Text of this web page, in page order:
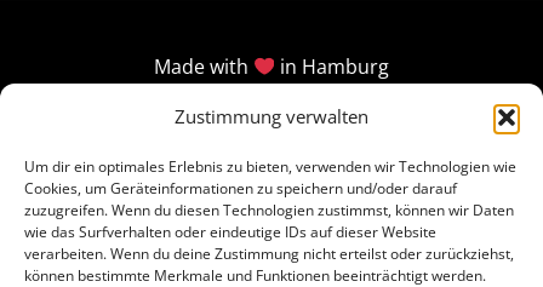
Zustimmung verwalten
Um dir ein optimales Erlebnis zu bieten, verwenden wir Technologien wie
Cookies, um Geräteinformationen zu speichern und/oder darauf
zuzugreifen. Wenn du diesen Technologien zustimmst, können wir Daten
wie das Surfverhalten oder eindeutige IDs auf dieser Website
verarbeiten. Wenn du deine Zustimmung nicht erteilst oder zurückziehst,
können bestimmte Merkmale und Funktionen beeinträchtigt werden.
Made with in Hamburg